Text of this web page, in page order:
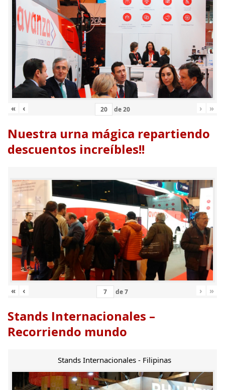
« ‹ de20 › »
Nuestra urna mágica repartiendo
descuentos increíbles!!
« ‹ de7 › »
Stands Internacionales –
Recorriendo mundo
Stands Internacionales - Filipinas